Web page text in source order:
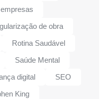
de obra
Rotina Saudável
Saúde Mental
digital
SEO
King